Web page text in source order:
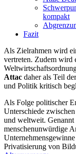
kompakt
Fazit
Als Zielrahmen wird
vertreten. Zudem wird
Attac daher als Teil
und Politik kritisch
Als Folge politischer
Unterschiede
und weltweit.
menschenunwürdige
Privatisierung von